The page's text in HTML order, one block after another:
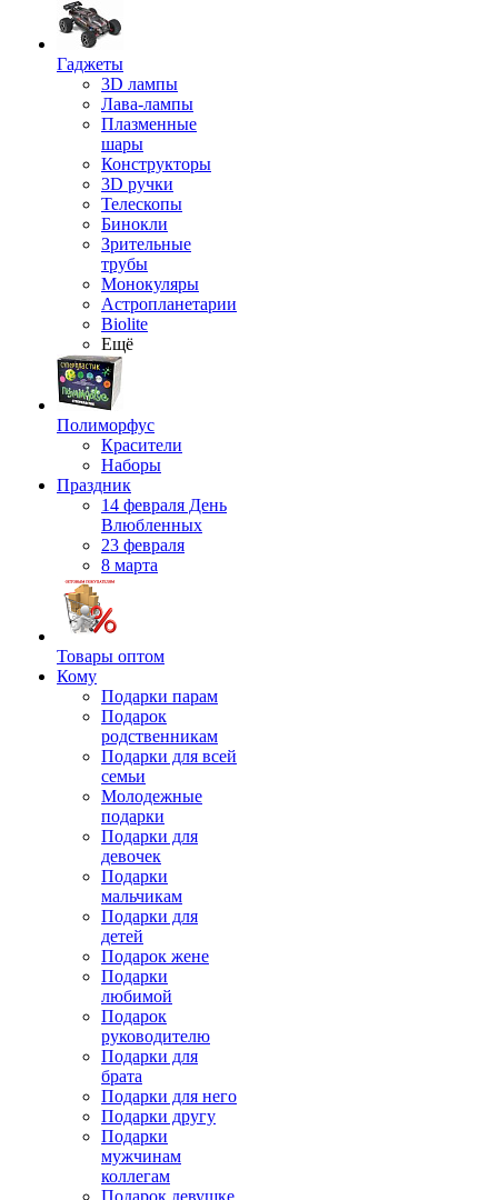
Гаджеты
3D лампы
Лава-лампы
Плазменные
шары
Конструкторы
3D ручки
Телескопы
Бинокли
Зрительные
трубы
Монокуляры
Астропланетарии
Biolite
Ещё
Полиморфус
Красители
Наборы
Праздник
14 февраля День
Влюбленных
23 февраля
8 марта
Товары оптом
Кому
Подарки парам
Подарок
родственникам
Подарки для всей
семьи
Молодежные
подарки
Подарки для
девочек
Подарки
мальчикам
Подарки для
детей
Подарок жене
Подарки
любимой
Подарок
руководителю
Подарки для
брата
Подарки для него
Подарки другу
Подарки
мужчинам
коллегам
Подарок девушке